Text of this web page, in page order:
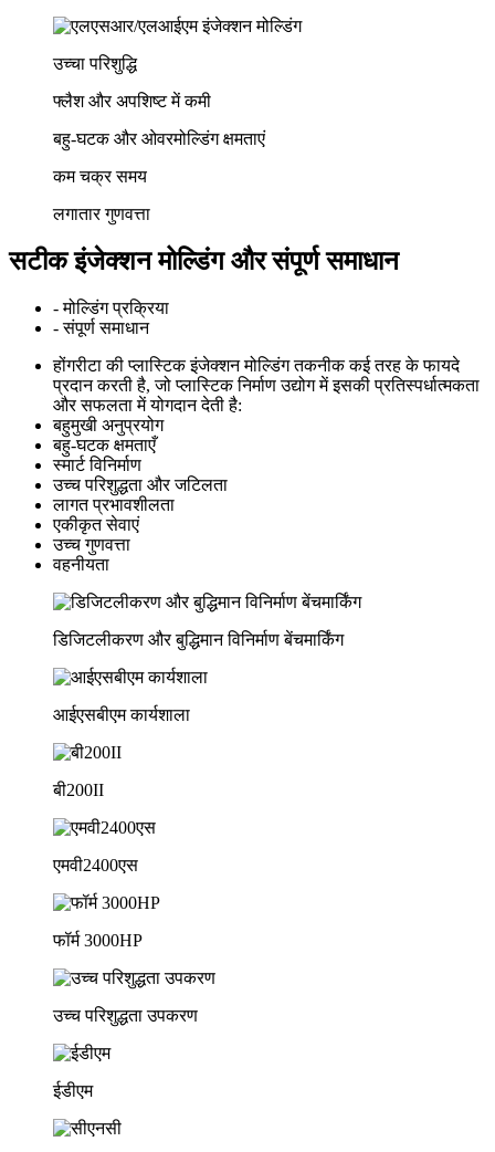
उच्चा परिशुद्धि
फ्लैश और अपशिष्ट में कमी
बहु-घटक और ओवरमोल्डिंग क्षमताएं
कम चक्र समय
लगातार गुणवत्ता
सटीक इंजेक्शन मोल्डिंग और संपूर्ण समाधान
- मोल्डिंग प्रक्रिया
- संपूर्ण समाधान
होंगरीटा की प्लास्टिक इंजेक्शन मोल्डिंग तकनीक कई तरह के फायदे
प्रदान करती है, जो प्लास्टिक निर्माण उद्योग में इसकी प्रतिस्पर्धात्मकता
और सफलता में योगदान देती है:
बहुमुखी अनुप्रयोग
बहु-घटक क्षमताएँ
स्मार्ट विनिर्माण
उच्च परिशुद्धता और जटिलता
लागत प्रभावशीलता
एकीकृत सेवाएं
उच्च गुणवत्ता
वहनीयता
डिजिटलीकरण और बुद्धिमान विनिर्माण बेंचमार्किंग
आईएसबीएम कार्यशाला
बी200II
एमवी2400एस
फॉर्म 3000HP
उच्च परिशुद्धता उपकरण
ईडीएम